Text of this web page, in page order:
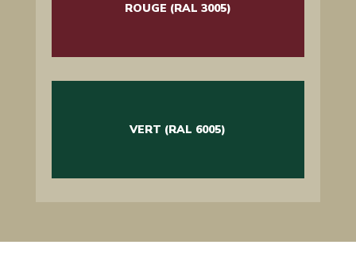
ROUGE (RAL 3005)
VERT (RAL 6005)